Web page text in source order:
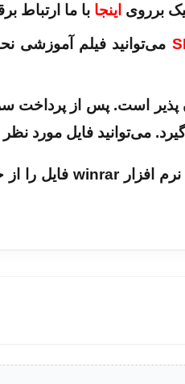
برروی اینجا با ما ارتباط
می‌توانید فیلم آموزشی
است. پس از پرداخت
می‌توانید فایل مورد نظر